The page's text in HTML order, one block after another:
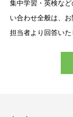
集中学習・英検な
い合わせ全般は、
担当者より回答いた